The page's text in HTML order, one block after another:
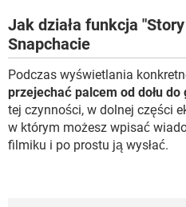
Jak działa funkcja
Snapchacie
Podczas wyświetlania
przejechać palcem od dołu
tej czynności, w dolnej części
w którym możesz wpisać
filmiku i po prostu ją wysłać.